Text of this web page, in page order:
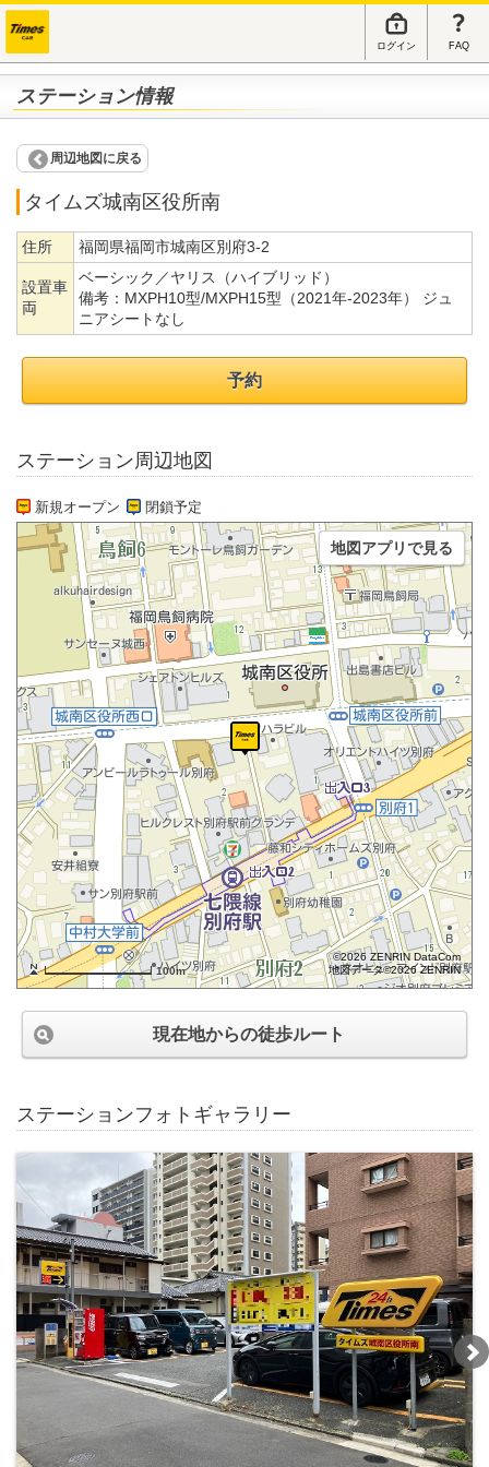
ログイン FAQ
ステーション情報
周辺地図に戻る
タイムズ城南区役所南
住所 福岡県福岡市城南区別府3-2
設置車
両
ベーシック／ヤリス（ハイブリッド）
備考： MXPH10型/MXPH15型（2021年-2023年） ジュ
ニアシートなし
予約
ステーション周辺地図
新規オープン 閉鎖予定
100m
©2026 ZENRIN DataCom
地図データ©2026 ZENRIN
地図アプリで見る
現在地からの徒歩ルート
ステーションフォトギャラリー